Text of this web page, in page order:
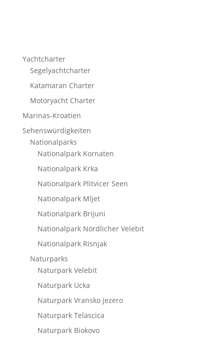
Yachtcharter
Segelyachtcharter
Katamaran Charter
Motoryacht Charter
Marinas-Kroatien
Sehenswürdigkeiten
Nationalparks
Nationalpark Kornaten
Nationalpark Krka
Nationalpark Plitvicer Seen
Nationalpark Mljet
Nationalpark Brijuni
Nationalpark Nördlicher Velebit
Nationalpark Risnjak
Naturparks
Naturpark Velebit
Naturpark Ucka
Naturpark Vransko jezero
Naturpark Telascica
Naturpark Biokovo